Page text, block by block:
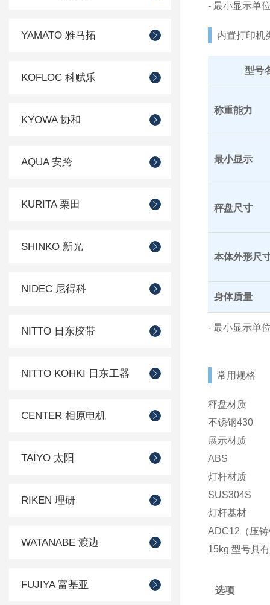
YAMATO 雅马拓
KOFLOC 科赋乐
KYOWA 协和
AQUA 安跨
KURITA 栗田
SHINKO 新光
NIDEC 尼得科
NITTO 日东胶带
NITTO KOHKI 日东工器
CENTER 相原电机
TAIYO 太阳
RIKEN 理研
WATANABE 渡边
FUJIYA 富基亚
- 最小显示单
内置打印机
型号
称重能力
最小显示
秤盘尺寸
本体外形尺
身体质量
- 最小显示单
常用规格
秤盘材质
不锈钢430
展示材质
ABS
灯杆材质
SUS304S
灯杆基材
ADC12（压
15kg 型号具
选项